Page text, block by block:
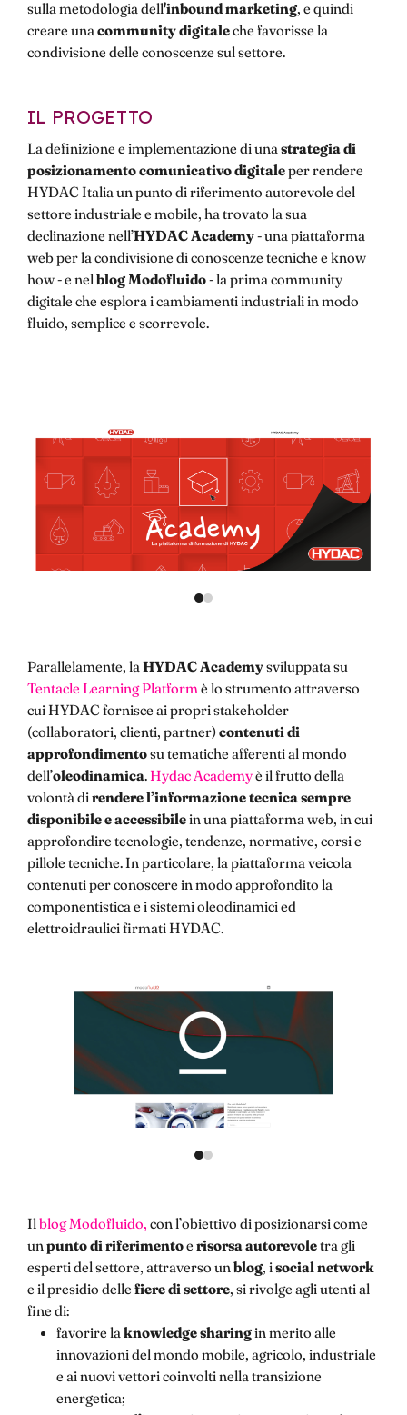
sulla metodologia dell'inbound marketing, e quindi
creare unacommunity digitaleche favorisse la
condivisione delle conoscenze sul settore.
IL PROGETTO
La definizione e implementazione di unastrategia di
posizionamento comunicativo digitaleper rendere
HYDAC Italia un punto di riferimento autorevole del
settore industriale e mobile, ha trovato la sua
declinazione nell’HYDAC Academy- una piattaforma
web per la condivisione di conoscenze tecniche e know
how - e nelblog Modofluido- la prima community
digitale che esplora i cambiamenti industriali in modo
fluido, semplice e scorrevole.
Parallelamente, laHYDAC Academysviluppata su
Tentacle Learning Platformè lo strumento attraverso
cui HYDAC fornisce ai propri stakeholder
(collaboratori, clienti, partner)contenuti di
approfondimentosu tematiche afferenti al mondo
dell’oleodinamica.Hydac Academyè il frutto della
volontà direndere l’informazione tecnica sempre
disponibile e accessibilein una piattaforma web, in cui
approfondire tecnologie, tendenze, normative, corsi e
pillole tecniche. In particolare, la piattaforma veicola
contenuti per conoscere in modo approfondito la
componentistica e i sistemi oleodinamici ed
elettroidraulici firmati HYDAC.
Il blog Modofluido, con l’obiettivo di posizionarsi come
un punto di riferimentoe risorsa autorevoletra gli
esperti del settore, attraverso un blog, isocial network
e il presidio delle fiere di settore, si rivolge agli utenti al
fine di:
favorire la knowledge sharingin merito alle
innovazioni del mondo mobile, agricolo, industriale
e ai nuovi vettori coinvolti nella transizione
energetica;